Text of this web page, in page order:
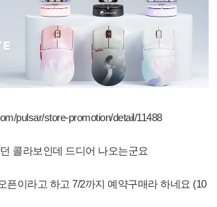
pulsar/store-promotion/detail/11488
콜라보인데 드디어 나오는군요
픈이라고 하고 7/2까지 예약구매라 하네요 (10